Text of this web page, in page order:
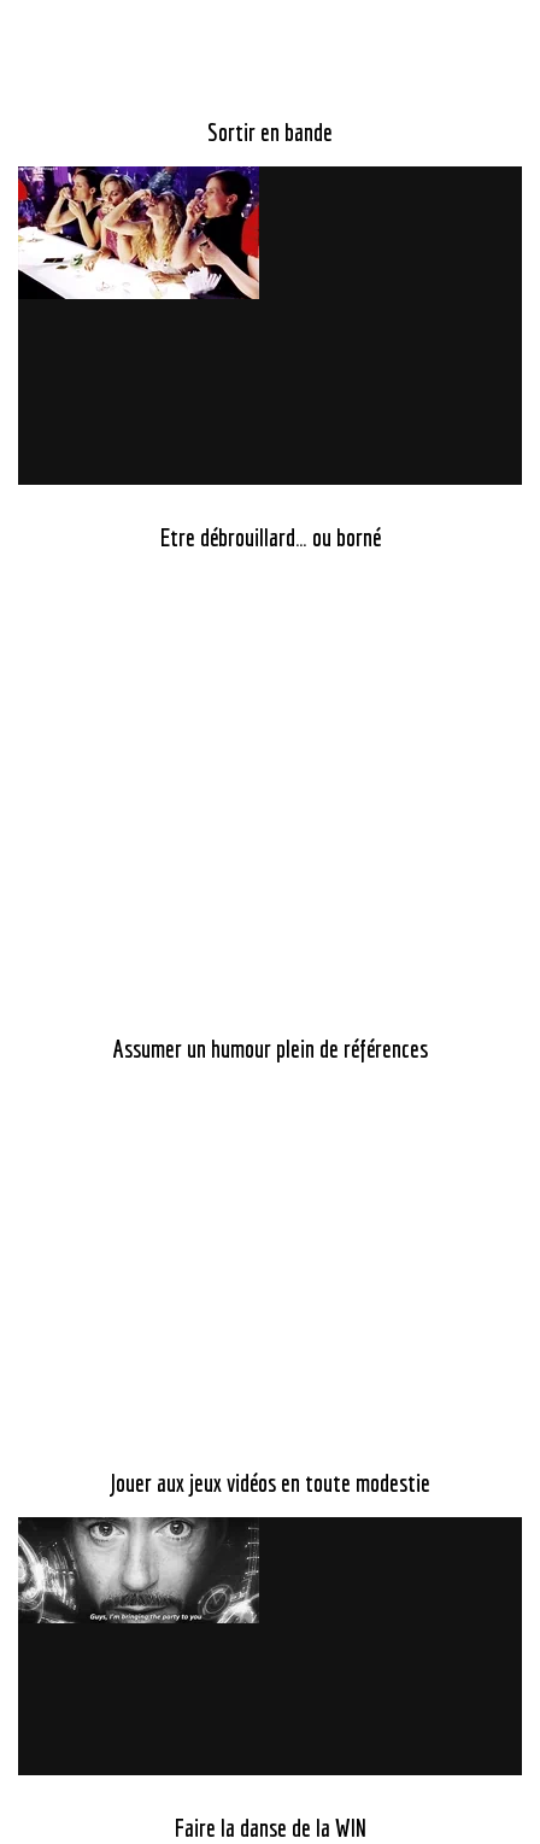
Sortir en bande
Etre débrouillard… ou borné
Assumer un humour plein de références
Jouer aux jeux vidéos en toute modestie
Faire la danse de la WIN